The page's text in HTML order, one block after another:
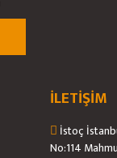
İLETİŞİM
İstoç
No:114